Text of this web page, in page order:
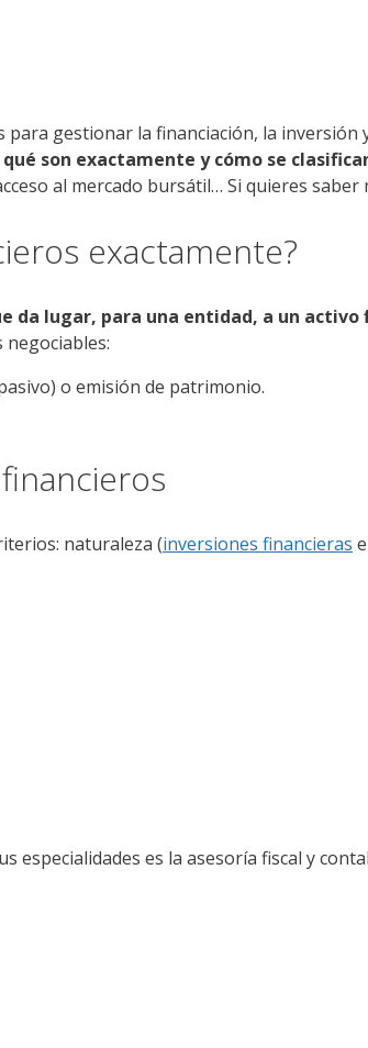
gestionar la financiación, la inversión
qué son exactamente y cómo se
al mercado bursátil… Si quieres
exactamente?
da lugar, para una entidad, a un
o emisión de patrimonio.
naturaleza (inversiones financieras
especialidades es la asesoría fiscal y